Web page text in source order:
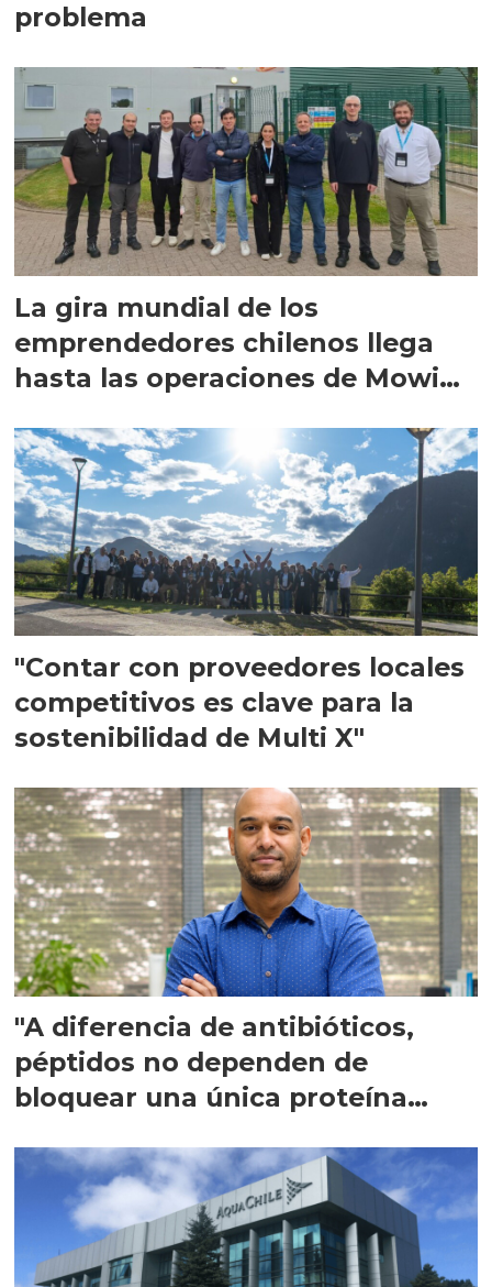
problema
La gira mundial de los
emprendedores chilenos llega
hasta las operaciones de Mowi
"Contar con proveedores locales
competitivos es clave para la
sostenibilidad de Multi X"
"A diferencia de antibióticos,
péptidos no dependen de
bloquear una única proteína